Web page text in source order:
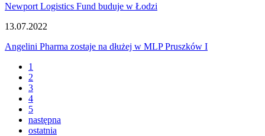
Newport Logistics Fund buduje w Łodzi
13.07.2022
Angelini Pharma zostaje na dłużej w MLP Pruszków I
1
2
3
4
5
następna
ostatnia